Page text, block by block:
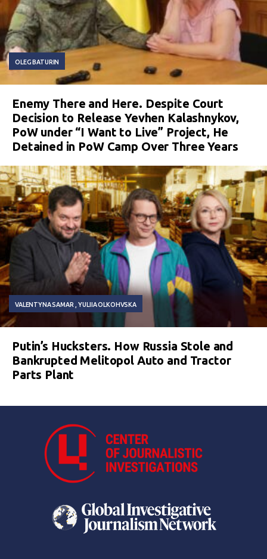
OLEG BATURIN
Enemy There and Here. Despite Court
Decision to Release Yevhen Kalashnykov,
PoW under “I Want to Live” Project, He
Detained in PoW Camp Over Three Years
VALENTYNA SAMAR YULIIA OLKOHVSKA
Putin’s Hucksters. How Russia Stole and
Bankrupted Melitopol Auto and Tractor
Parts Plant